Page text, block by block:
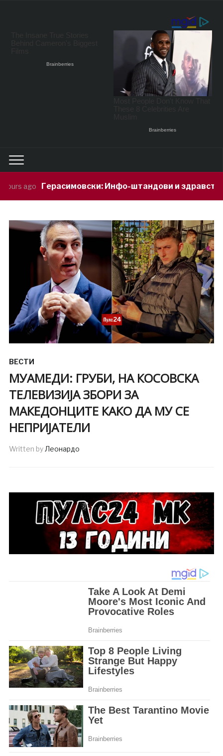
Инфо-штандови и здравствени проверки за
ВЕСТИ
МУАМЕДИ: ГРУБИ, НА КОСОВСКА
ТЕЛЕВИЗИЈА ЗБОРИ ЗА
МАКЕДОНЦИТЕ КАКО ДА МУ СЕ
НЕПРИЈАТЕЛИ
Written byЛеонардо